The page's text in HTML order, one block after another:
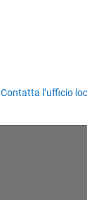
Contatta l’ufficio